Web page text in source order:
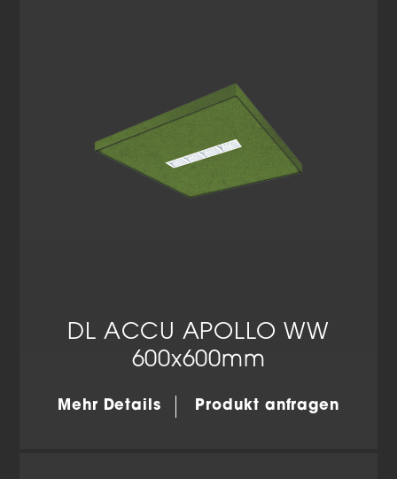
DL ACCU APOLLO WW
600x600mm
Mehr Details Produkt anfragen